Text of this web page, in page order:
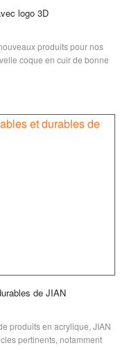
logo 3D
produits pour nos
coque en cuir de bonne
de JIAN
produits en acrylique, JIAN
pertinents, notamment